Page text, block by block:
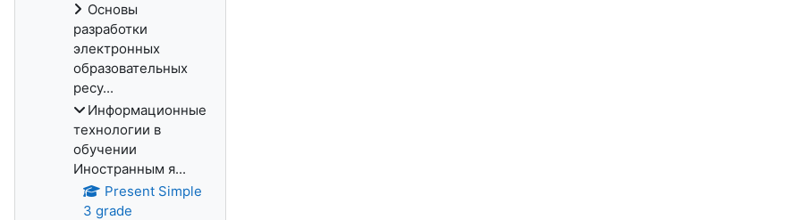
Основы
разработки
электронных
образовательных
ресу...
Информационные
технологии в
обучении
Иностранным я...
Present Simple
3 grade